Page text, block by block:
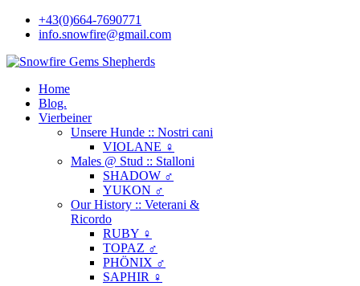
+43(0)664-7690771
info.snowfire@gmail.com
Home
Blog.
Vierbeiner
Unsere Hunde :: Nostri cani
VIOLANE ♀
Males @ Stud :: Stalloni
SHADOW ♂
YUKON ♂
Our History :: Veterani &
Ricordo
RUBY ♀
TOPAZ ♂
PHÖNIX ♂
SAPHIR ♀